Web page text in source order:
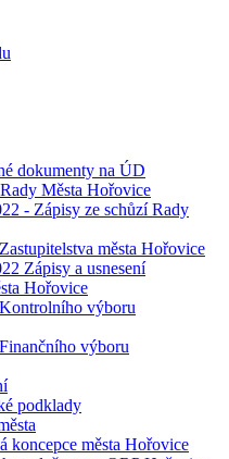
dokumenty na ÚD
Města Hořovice
- Zápisy ze schůzí Rady
města Hořovice
Zápisy a usnesení
Hořovice
výboru
výboru
podklady
koncepce města Hořovice